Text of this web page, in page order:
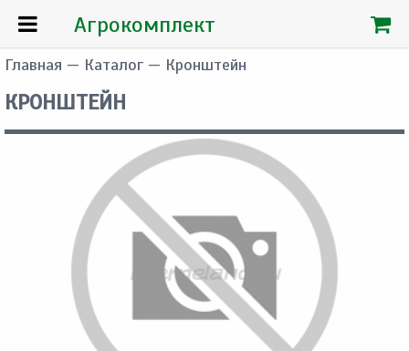
Главная — Каталог — Кронштейн
КРОНШТЕЙН
Агрокомплект